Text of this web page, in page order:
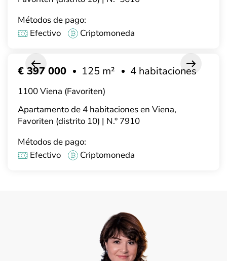
Métodos de pago:
Efectivo
Criptomoneda
Apartamento de 4 habitaciones en Viena,
Favoriten (distrito 10) | N.° 7910
€ 397 000 125 m² 4 habitaciones
1100 Viena (Favoriten)
Métodos de pago:
Efectivo
Criptomoneda